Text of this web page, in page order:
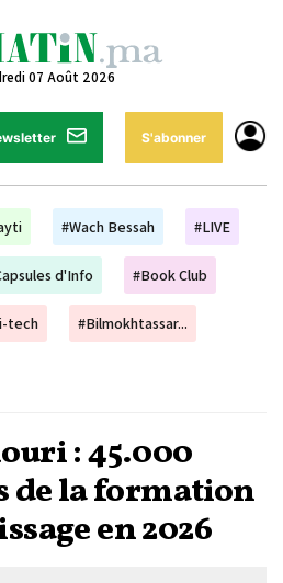
07 Août 2026
S'abonner
#Wach Bessah #LIVE
d'Info #Book Club
tech #Bilmokhtassar...
: 45.000
de la formation
en 2026